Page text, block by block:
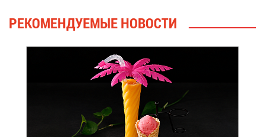
РЕ­КО­МЕН­ДУ­Е­МЫЕ НО­ВО­СТИ